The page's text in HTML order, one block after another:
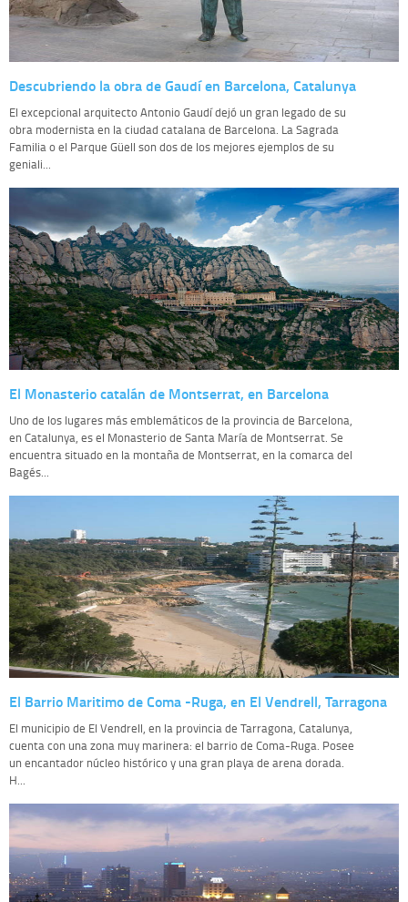
Descubriendo la obra de Gaudí en Barcelona, Catalunya
El excepcional arquitecto Antonio Gaudí dejó un gran legado de su
obra modernista en la ciudad catalana de Barcelona. La Sagrada
Familia o el Parque Güell son dos de los mejores ejemplos de su
geniali...
El Monasterio catalán de Montserrat, en Barcelona
Uno de los lugares más emblemáticos de la provincia de Barcelona,
en Catalunya, es el Monasterio de Santa María de Montserrat. Se
encuentra situado en la montaña de Montserrat, en la comarca del
Bagés...
El Barrio Maritimo de Coma -Ruga, en El Vendrell, Tarragona
El municipio de El Vendrell, en la provincia de Tarragona, Catalunya,
cuenta con una zona muy marinera: el barrio de Coma-Ruga. Posee
un encantador núcleo histórico y una gran playa de arena dorada.
H...